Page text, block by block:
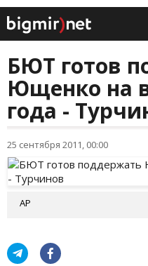
БЮТ готов
Ющенко на
года -
25 сентября 2011, 00:00
АР